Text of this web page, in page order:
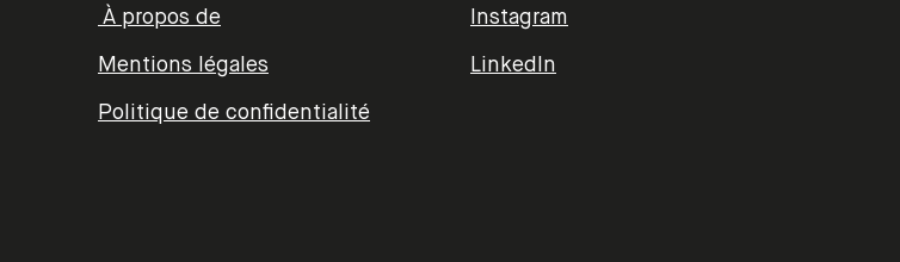
À propos de Instagram
Mentions légales LinkedIn
Politique de confidentialité